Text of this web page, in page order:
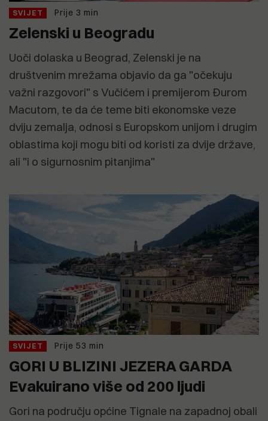
SVIJET Prije 3 min
Zelenski u Beogradu
Uoči dolaska u Beograd, Zelenski je na
društvenim mrežama objavio da ga "očekuju
važni razgovori" s Vučićem i premijerom Đurom
Macutom, te da će teme biti ekonomske veze
dviju zemalja, odnosi s Europskom unijom i drugim
oblastima koji mogu biti od koristi za dvije države,
ali "i o sigurnosnim pitanjima"
SVIJET Prije 53 min
GORI U BLIZINI JEZERA GARDA
Evakuirano više od 200 ljudi
Gori na području općine Tignale na zapadnoj obali